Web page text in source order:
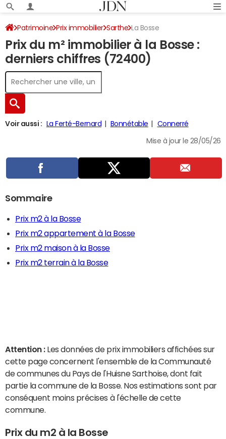
Patrimoine Prix immobilier Sarthe La Bosse
Prix du m² immobilier à la Bosse :
derniers chiffres (72400)
Voir aussi : La Ferté-Bernard Bonnétable Connerré
Mise à jour le 28/05/26
Sommaire
Prix m2 à la Bosse
Prix m2 appartement à la Bosse
Prix m2 maison à la Bosse
Prix m2 terrain à la Bosse
Attention : Les données de prix immobiliers affichées sur
cette page concernent l'ensemble de la Communauté
de communes du Pays de l'Huisne Sarthoise, dont fait
partie la commune de la Bosse. Nos estimations sont par
conséquent moins précises à l'échelle de cette
commune.
Prix du m2 à la Bosse